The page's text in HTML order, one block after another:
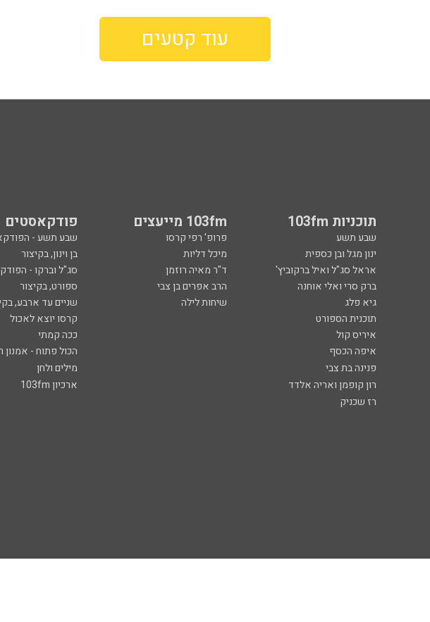
עוד קטעים
תוכניות 103fm 103fm מייעצים פודקאסטים
שבע תשע פרופ' רפי קרסו שבע תשע -
ינון מגל ובן כספית
מיכל דליות בן וינון, בקיצור
אראל סג"ל ואיל ברקוביץ'
ד"ר מאיה רוזמן סג"ל וברקו -
ברק סרי ואלי אוחנה
הרב אפרים בן צבי ספורט, בקיצור
גיא פלג
שיחות לילה שניים עד ארבע,
תוכנית הספורט
קרסו יוצא לאכול
איריס קול
ככה קמתי
איפה הכסף
הכול פתוח - אמנון
פנינה בת צבי
מילים ולחן
רון קופמן ואריה אלדד
ארכיון 103fm
רז שכניק